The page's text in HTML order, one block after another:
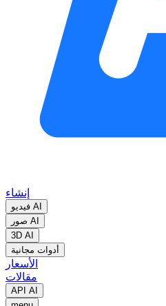
إنشاء
فيديو AI
صور AI
3D AI
أدوات مجانية
الأسعار
مقالات
API AI